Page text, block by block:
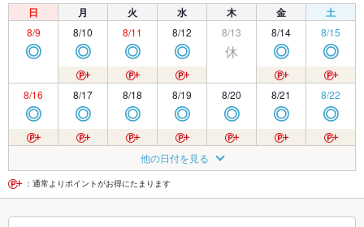
日 月 火 水 木 金 土
8/9
◎
8/10
◎
8/11
◎
8/12
◎
8/13
休
8/14
◎
8/15
◎
8/16
◎
8/17
◎
8/18
◎
8/19
◎
8/20
◎
8/21
◎
8/22
◎
◎ ◎
8/25
◎
8/26
◎
8/27
◎ ◎ ◎
8/30 8/31 9/1 9/2 9/3 9/4 9/5
他の日付を見る
：通常よりポイントがお得にたまります